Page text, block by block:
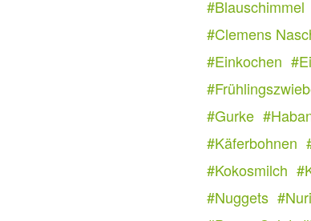
#Blauschimmel
#Clemens
#Einkochen
#Gurke
#Käferbohnen
#Kokosmilch
#Nuggets #Nuri